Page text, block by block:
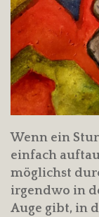
Wenn ein
einfach
möglichst
irgendwo in
Auge gibt, in